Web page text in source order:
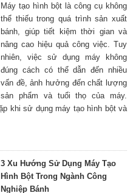
Máy tạo hình bột là công cụ không
thể thiếu trong quá trình sản xuất
bánh, giúp tiết kiệm thời gian và
nâng cao hiệu quả công việc. Tuy
nhiên, việc sử dụng máy không
đúng cách có thể dẫn đến nhiều
vấn đề, ảnh hưởng đến chất lượng
sản phẩm và tuổi thọ của máy.
khi sử dụng máy tạo hình bột và
3 Xu Hướng Sử Dụng Máy Tạo
Hình Bột Trong Ngành Công
Nghiệp Bánh